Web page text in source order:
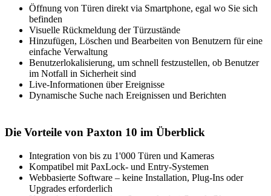
Öffnung von Türen direkt via Smartphone, egal wo Sie sich
befinden
Visuelle Rückmeldung der Türzustände
Hinzufügen, Löschen und Bearbeiten von Benutzern für eine
einfache Verwaltung
Benutzerlokalisierung, um schnell festzustellen, ob Benutzer
im Notfall in Sicherheit sind
Live-Informationen über Ereignisse
Dynamische Suche nach Ereignissen und Berichten
Die Vorteile von Paxton 10 im Überblick
Integration von bis zu 1'000 Türen und Kameras
Kompatibel mit PaxLock- und Entry-Systemen
Webbasierte Software – keine Installation, Plug-Ins oder
Upgrades erforderlich